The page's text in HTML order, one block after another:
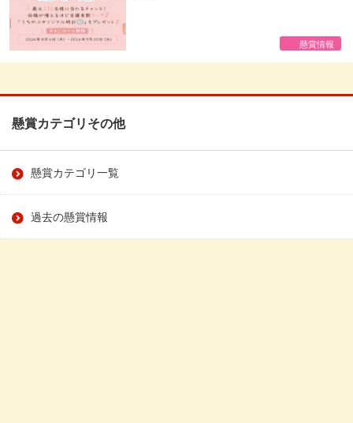
懸賞情報
懸賞カテゴリその他
懸賞カテゴリ一覧
過去の懸賞情報